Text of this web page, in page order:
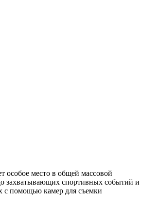
особое место в общей массовой
захватывающих спортивных событий и
с помощью камер для съемки